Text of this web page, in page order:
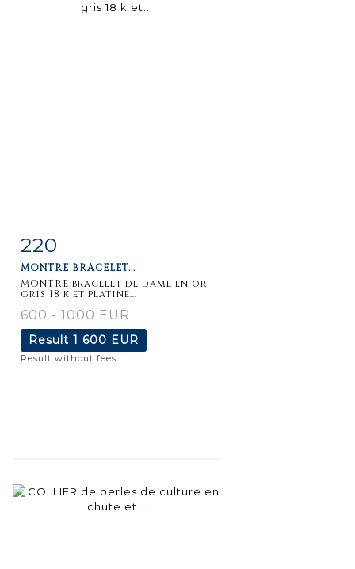
Item detail
220
MONTRE BRACELET...
MONTRE bracelet de dame en or
gris 18 k et platine...
600 - 1000 EUR
Result 1 600 EUR
Result without fees